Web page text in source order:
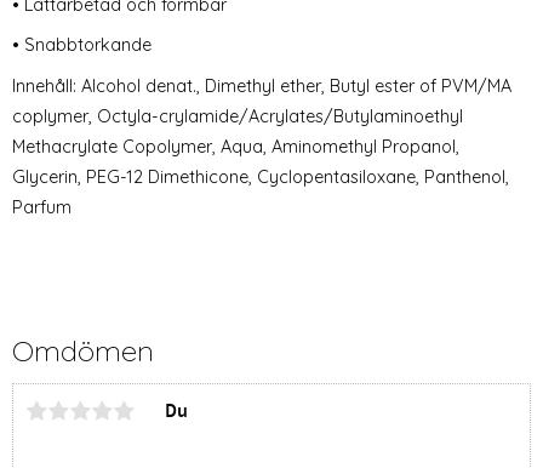
• Snabbtorkande
Innehåll: Alcohol denat., Dimethyl ether, Butyl ester of PVM/MA
coplymer, Octyla-crylamide/Acrylates/Butylaminoethyl
Methacrylate Copolymer, Aqua, Aminomethyl Propanol,
Glycerin, PEG-12 Dimethicone, Cyclopentasiloxane, Panthenol,
Parfum
Omdömen
Du